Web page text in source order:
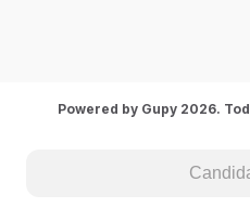
Powered by Gupy 2026.